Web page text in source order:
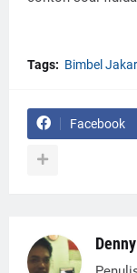
Tags: Bimbel
Facebook